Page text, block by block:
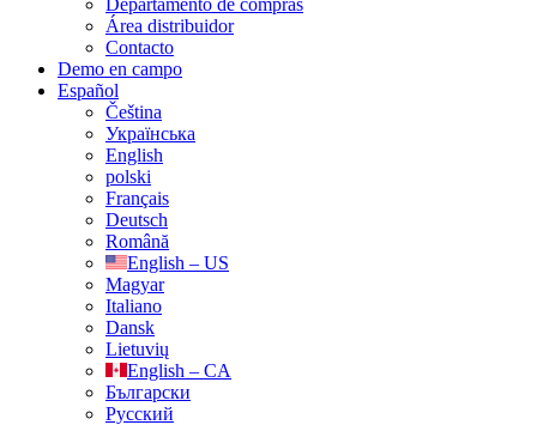
Departamento de compras
Área distribuidor
Contacto
Demo en campo
Español
Čeština
Українська
English
polski
Français
Deutsch
Română
English – US
Magyar
Italiano
Dansk
Lietuvių
English – CA
Български
Русский